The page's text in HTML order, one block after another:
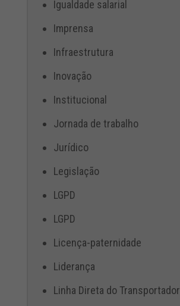
Igualdade salarial
Imprensa
Infraestrutura
Inovação
Institucional
Jornada de trabalho
Jurídico
Legislação
LGPD
LGPD
Licença-paternidade
Liderança
Linha Direta do Transportador